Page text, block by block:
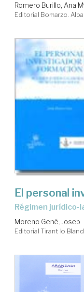
Romero Burillo, Ana
Editorial Bomarzo.
El personal
régimen jurídico-
Moreno Gené, Josep
Editorial Tirant lo